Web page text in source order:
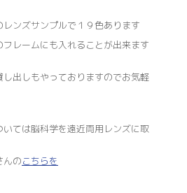
レンズサンプルで１９色あります
レームにも入れることが出来ます
出しもやっておりますのでお気軽
ては脳科学を遠近両用レンズに取
んのこちらを